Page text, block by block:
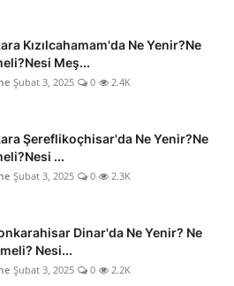
Tarihi
Bilgiler
Kızılcahamam'da Ne Yenir?Ne
Meş...
Şubat 3, 2025 0 2.4K
Şereflikoçhisar'da Ne Yenir?Ne
...
Şubat 3, 2025 0 2.3K
Dinar'da Ne Yenir? Ne
Nesi...
Şubat 3, 2025 0 2.2K